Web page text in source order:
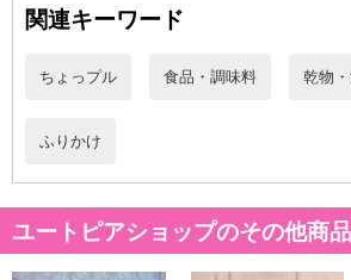
関連キーワード
ちょっプル 食品・調味料 乾物
ふりかけ
ユートピアショップのその他商品